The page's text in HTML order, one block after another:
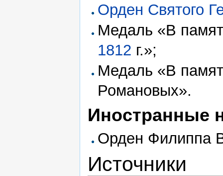
Орден Святого
Медаль «В
1812 г.»;
Медаль «В
Романовых».
Иностранные
Орден Филиппа
Источники